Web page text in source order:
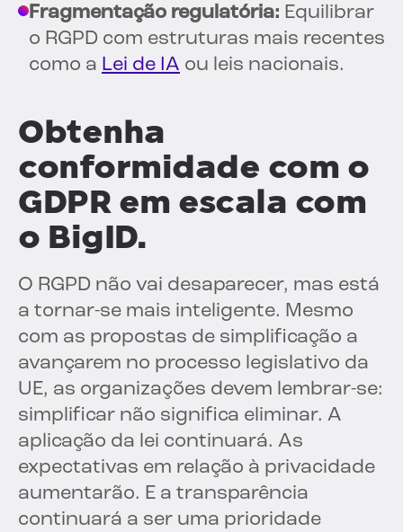
Fragmentação regulatória: Equilibrar
o RGPD com estruturas mais recentes
como a Lei de IA ou leis nacionais.
Obtenha
conformidade com o
GDPR em escala com
o BigID.
O RGPD não vai desaparecer, mas está
a tornar-se mais inteligente. Mesmo
com as propostas de simplificação a
avançarem no processo legislativo da
UE, as organizações devem lembrar-se:
simplificar não significa eliminar. A
aplicação da lei continuará. As
expectativas em relação à privacidade
aumentarão. E a transparência
continuará a ser uma prioridade